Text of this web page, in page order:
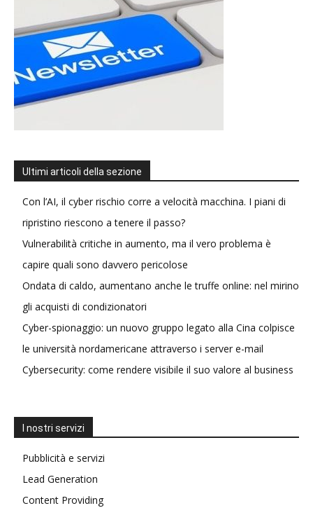
Ultimi articoli della sezione
Con l’AI, il cyber rischio corre a velocità macchina. I piani di
ripristino riescono a tenere il passo?
Vulnerabilità critiche in aumento, ma il vero problema è
capire quali sono davvero pericolose
Ondata di caldo, aumentano anche le truffe online: nel mirino
gli acquisti di condizionatori
Cyber-spionaggio: un nuovo gruppo legato alla Cina colpisce
le università nordamericane attraverso i server e-mail
Cybersecurity: come rendere visibile il suo valore al business
I nostri servizi
Pubblicità e servizi
Lead Generation
Content Providing